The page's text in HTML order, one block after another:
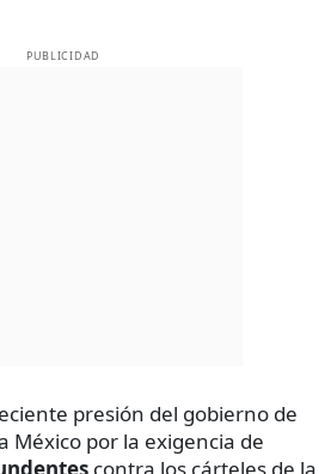
PUBLICIDAD
presión del gobierno de
México por la exigencia de
contra los cárteles de la